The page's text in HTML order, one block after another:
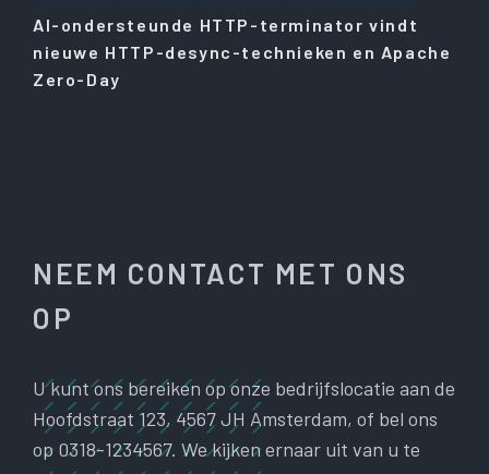
AI-ondersteunde HTTP-terminator vindt
nieuwe HTTP-desync-technieken en Apache
Zero-Day
NEEM CONTACT MET ONS
OP
U kunt ons bereiken op onze bedrijfslocatie aan de
Hoofdstraat 123, 4567 JH Amsterdam, of bel ons
op 0318-1234567. We kijken ernaar uit van u te